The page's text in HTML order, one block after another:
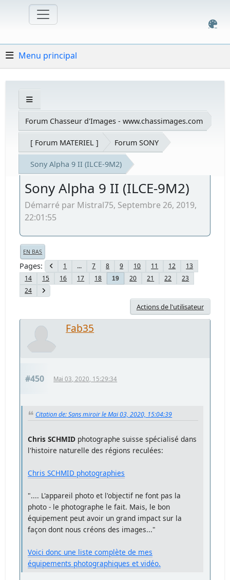
Menu principal
Forum Chasseur d'Images - www.chassimages.com
[ Forum MATERIEL ] Forum SONY
Sony Alpha 9 II (ILCE-9M2)
Sony Alpha 9 II (ILCE-9M2)
Démarré par Mistral75, Septembre 26, 2019,
22:01:55
EN BAS
Pages 1 ... 7 8 9 10 11 12
13
14
15 16 17 18 19 20 21 22
23
24
Actions de l'utilisateur
Fab35
#450 Mai 03, 2020, 15:29:34
Citation de: Sans miroir le Mai 03, 2020, 15:04:39
Chris SCHMID photographe suisse spécialisé dans
l'histoire naturelle des régions reculées:
Chris SCHMID photographies
".... L'appareil photo et l'objectif ne font pas la
photo - le photographe le fait. Mais, le bon
équipement peut avoir un grand impact sur la
façon dont nous créons des images..."
Voici donc une liste complète de mes
équipements photographiques et vidéo.